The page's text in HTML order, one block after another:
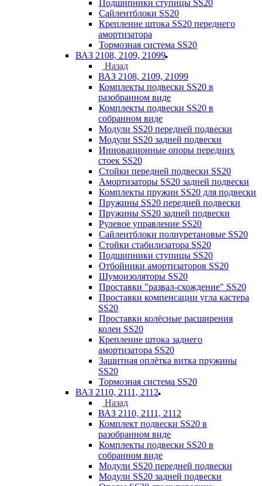
Подшипники ступицы SS20
Сайлентблоки SS20
Крепление штока SS20 переднего
амортизатора
Тормозная система SS20
ВАЗ 2108, 2109, 21099
Назад
ВАЗ 2108, 2109, 21099
Комплекты подвески SS20 в
разобранном виде
Комплекты подвески SS20 в
собранном виде
Модули SS20 передней подвески
Модули SS20 задней подвески
Инновационные опоры передних
стоек SS20
Стойки передней подвески SS20
Амортизаторы SS20 задней подвески
Комплекты пружин SS20 для подвески
Пружины SS20 передней подвески
Пружины SS20 задней подвески
Рулевое управление SS20
Сайлентблоки полиуретановые SS20
Стойки стабилизатора SS20
Подшипники ступицы SS20
Отбойники амортизаторов SS20
Шумоизоляторы SS20
Проставки "развал-схождение" SS20
Проставки компенсации угла кастера
SS20
Проставки колёсные расширения
колеи SS20
Крепление штока заднего
амортизатора SS20
Защитная оплётка витка пружины
SS20
Тормозная система SS20
ВАЗ 2110, 2111, 2112
Назад
ВАЗ 2110, 2111, 2112
Комплект подвески SS20 в
разобранном виде
Комплекты подвески SS20 в
собранном виде
Модули SS20 передней подвески
Модули SS20 задней подвески